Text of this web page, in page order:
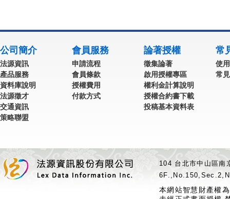
公司簡介
法源資訊
產品服務
資料庫說明
法源徵才
交通資訊
策略聯盟
會員服務
申請流程
會員條款
授權費用
付款方式
論著授權
徵集論著
啟用授權專區
權利金計算說明
授權合約書下載
投稿基本資料表
常
使
常
104 台北市中山區
本網站智慧財產權